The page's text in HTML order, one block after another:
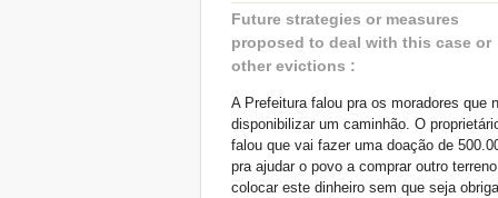
Future strategies or measures
proposed to deal with this case or
other evictions :
A Prefeitura falou pra os moradores que
disponibilizar um caminhão. O
falou que vai fazer uma doação de
pra ajudar o povo a comprar outro
colocar este dinheiro sem que seja